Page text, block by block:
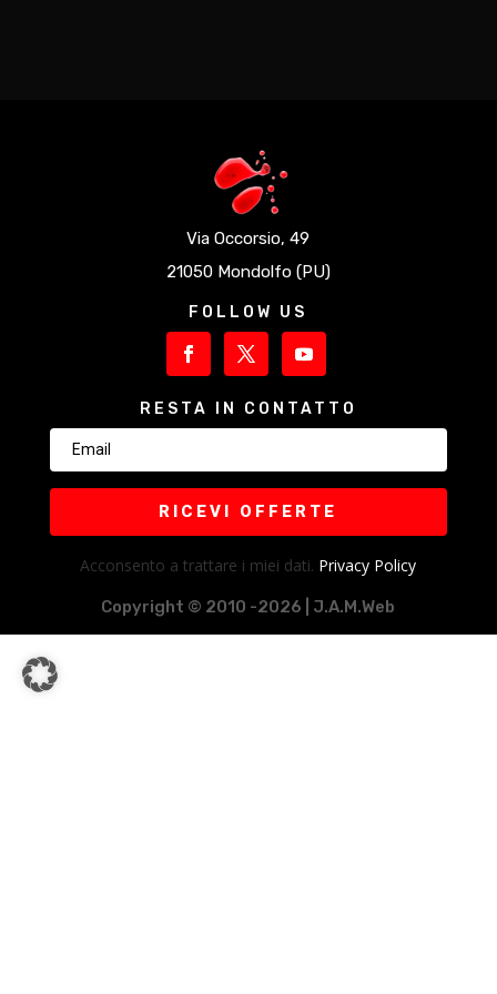
Via Occorsio, 49
21050 Mondolfo (PU)
FOLLOW US
RESTA IN CONTATTO
RICEVI OFFERTE
Acconsento a trattare i miei dati. Privacy Policy
Copyright © 2010 -2026 | J.A.M.Web